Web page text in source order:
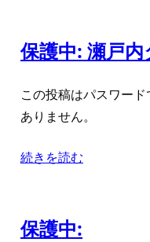
保護中: 瀬戸
この投稿はパスワー
ありません。
続きを読む
保護中: